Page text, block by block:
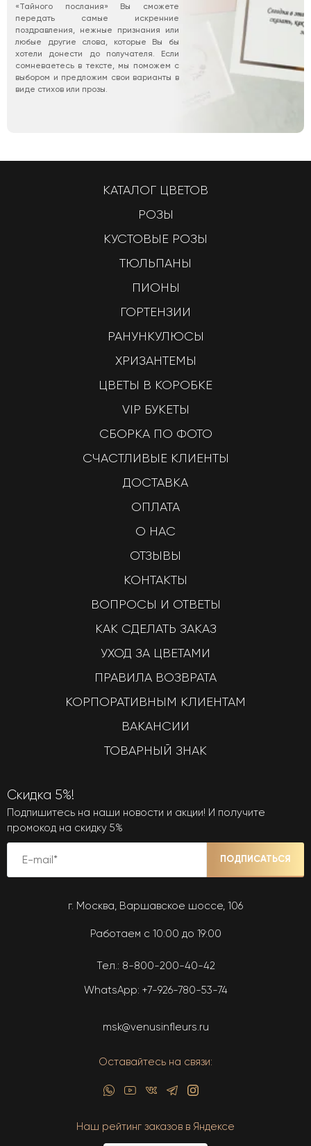
«Тайного послания» Вы сможете
передать самые искренние
поздравления, нежные признания или
любые другие слова, которые Вы бы
хотели донести до получателя. Если
сомневаетесь в тексте, мы поможем с
выбором и предложим свои варианты в
виде стихов или прозы.
КАТАЛОГ ЦВЕТОВ
РОЗЫ
КУСТОВЫЕ РОЗЫ
ТЮЛЬПАНЫ
ПИОНЫ
ГОРТЕНЗИИ
РАНУНКУЛЮСЫ
ХРИЗАНТЕМЫ
ЦВЕТЫ В КОРОБКЕ
VIP БУКЕТЫ
СБОРКА ПО ФОТО
СЧАСТЛИВЫЕ КЛИЕНТЫ
ДОСТАВКА
ОПЛАТА
О НАС
ОТЗЫВЫ
КОНТАКТЫ
ВОПРОСЫ И ОТВЕТЫ
КАК СДЕЛАТЬ ЗАКАЗ
УХОД ЗА ЦВЕТАМИ
ПРАВИЛА ВОЗВРАТА
КОРПОРАТИВНЫМ КЛИЕНТАМ
ВАКАНСИИ
ТОВАРНЫЙ ЗНАК
Скидка 5%!
Подпишитесь на наши новости и акции! И получите
промокод на скидку 5%
ПОДПИСАТЬСЯ
г. Москва, Варшавское шоссе, 106
Работаем с 10:00 до 19:00
Тел.: 8-800-200-40-42
WhatsApp: +7-926-780-53-74
msk@venusinfleurs.ru
Оставайтесь на связи:
Наш рейтинг заказов в Яндексе